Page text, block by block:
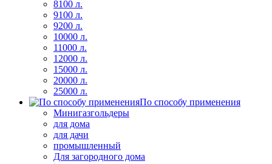
8100 л.
9100 л.
9200 л.
10000 л.
11000 л.
12000 л.
15000 л.
20000 л.
25000 л.
По способу применения
Минигазгольдеры
для дома
для дачи
промышленный
Для загородного дома